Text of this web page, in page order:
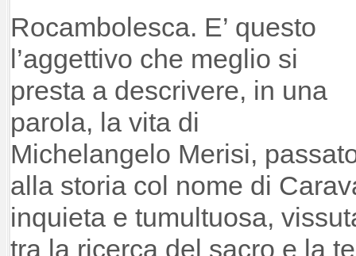
Rocambolesca. E’ questo
l’aggettivo che meglio si
presta a descrivere, in una
parola, la vita di
Michelangelo Merisi,
alla storia col nome di
inquieta e tumultuosa,
tra la ricerca del sacro e la